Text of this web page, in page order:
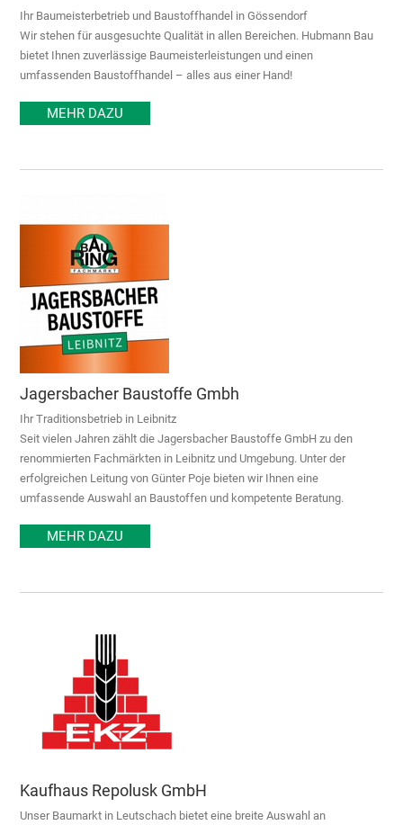
Ihr Baumeisterbetrieb und Baustoffhandel in Gössendorf
Wir stehen für ausgesuchte Qualität in allen Bereichen. Hubmann Bau
bietet Ihnen zuverlässige Baumeisterleistungen und einen
umfassenden Baustoffhandel – alles aus einer Hand!
MEHR DAZU
Jagersbacher Baustoffe Gmbh
Ihr Traditionsbetrieb in Leibnitz
Seit vielen Jahren zählt die Jagersbacher Baustoffe GmbH zu den
renommierten Fachmärkten in Leibnitz und Umgebung. Unter der
erfolgreichen Leitung von Günter Poje bieten wir Ihnen eine
umfassende Auswahl an Baustoffen und kompetente Beratung.
MEHR DAZU
Kaufhaus Repolusk GmbH
Unser Baumarkt in Leutschach bietet eine breite Auswahl an